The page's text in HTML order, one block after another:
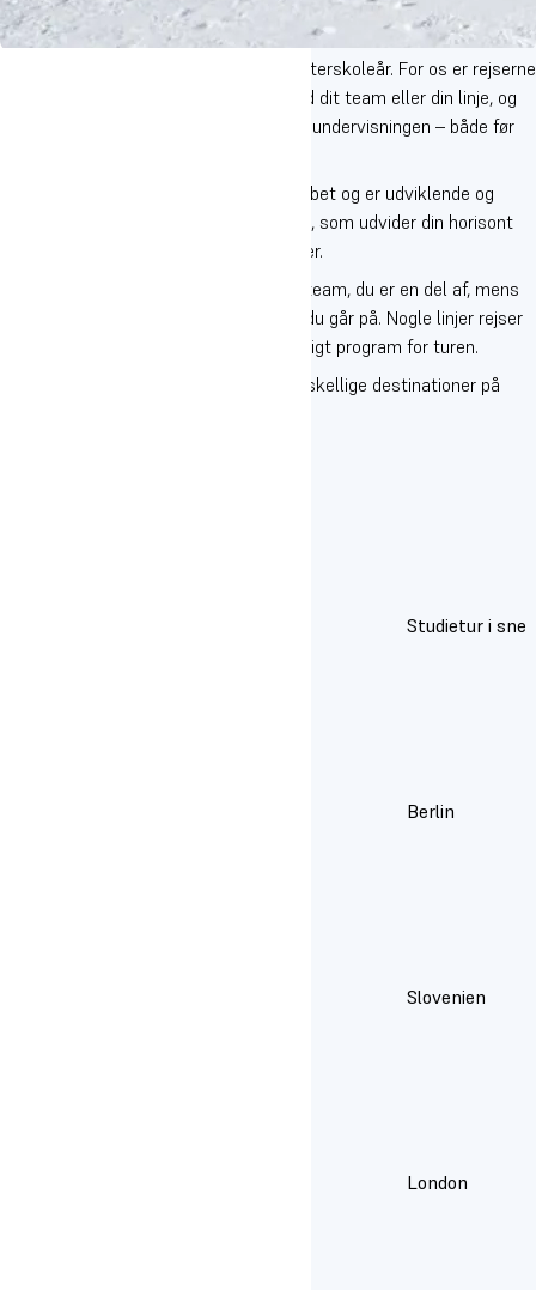
Rejserne på Oure er en stor del af dit efterskoleår. For os er rejserne
en integreret del af dine oplevelser med dit team eller din linje, og
du vil opleve, at rejserne fylder meget i undervisningen – både før
Rejserne er med til at styrke fællesskabet og er udviklende og
inspirerende. Vi rejser til steder i Europa, som udvider din horisont
og hjælper dig til at forstå andre kulturer.
Nogle rejser foregår sammen med det team, du er en del af, mens
andre rejser er sammen med den linje, du går på. Nogle linjer rejser
til samme destination, men har forskelligt program for turen.
Du kan læse meget mere om vores forskellige destinationer på
Studietur i sne
Berlin
Slovenien
London